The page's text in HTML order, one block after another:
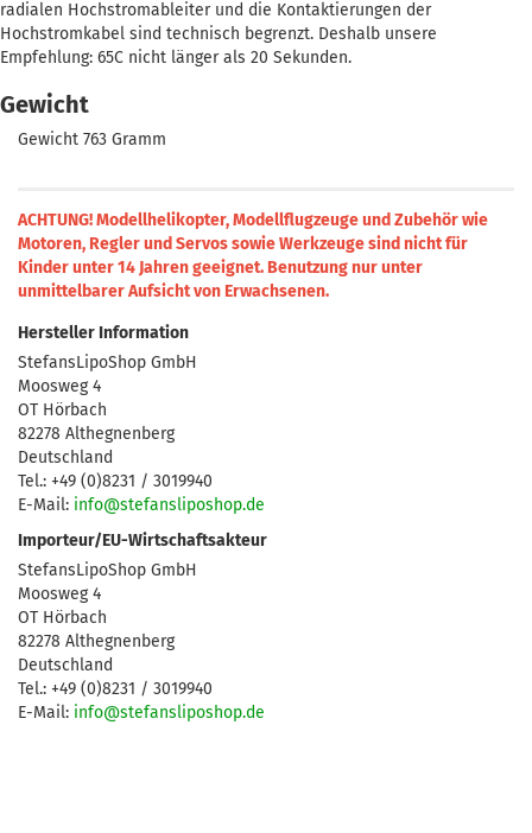
radialen Hochstromableiter und die Kontaktierungen der
Hochstromkabel sind technisch begrenzt. Deshalb unsere
Empfehlung: 65C nicht länger als 20 Sekunden.
Gewicht
Gewicht 763 Gramm
ACHTUNG! Modellhelikopter, Modellflugzeuge und Zubehör wie
Motoren, Regler und Servos sowie Werkzeuge sind nicht für
Kinder unter 14 Jahren geeignet. Benutzung nur unter
unmittelbarer Aufsicht von Erwachsenen.
Hersteller Information
StefansLipoShop GmbH
Moosweg 4
OT Hörbach
82278 Althegnenberg
Deutschland
Tel.: +49 (0)8231 / 3019940
E-Mail: info@stefansliposhop.de
Importeur/EU-Wirtschaftsakteur
StefansLipoShop GmbH
Moosweg 4
OT Hörbach
82278 Althegnenberg
Deutschland
Tel.: +49 (0)8231 / 3019940
E-Mail: info@stefansliposhop.de